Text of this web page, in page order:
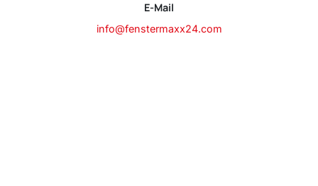
E-Mail
info@fenstermaxx24.com